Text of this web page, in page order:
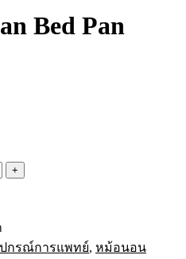
Bed Pan
ปกรณ์การแพทย์, หม้อนอน